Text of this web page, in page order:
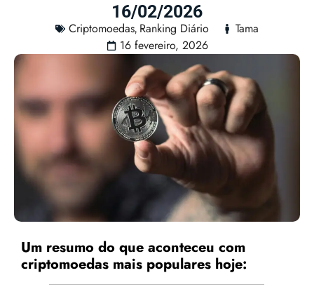
16/02/2026
Criptomoedas, Ranking Diário
Tama
16 fevereiro, 2026
Um resumo do que aconteceu com
criptomoedas mais populares hoje: